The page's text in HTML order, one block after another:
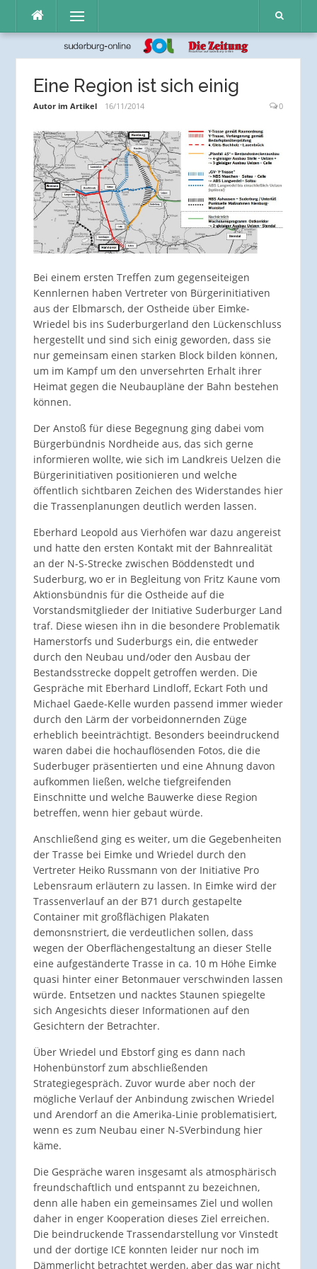
Inhalt
Menü
Eine Region ist sich einig
Autor im Artikel 16/11/2014 0
Bei einem ersten Treffen zum gegenseiteigen
Kennlernen haben Vertreter von Bürgerinitiativen
aus der Elbmarsch, der Ostheide über Eimke-
Wriedel bis ins Suderburgerland den Lückenschluss
hergestellt und sind sich einig geworden, dass sie
nur gemeinsam einen starken Block bilden können,
um im Kampf um den unversehrten Erhalt ihrer
Heimat gegen die Neubaupläne der Bahn bestehen
können.
Der Anstoß für diese Begegnung ging dabei vom
Bürgerbündnis Nordheide aus, das sich gerne
informieren wollte, wie sich im Landkreis Uelzen die
Bürgerinitiativen positionieren und welche
öffentlich sichtbaren Zeichen des Widerstandes hier
die Trassenplanungen deutlich werden lassen.
Eberhard Leopold aus Vierhöfen war dazu angereist
und hatte den ersten Kontakt mit der Bahnrealität
an der N-S-Strecke zwischen Böddenstedt und
Suderburg, wo er in Begleitung von Fritz Kaune vom
Aktionsbündnis für die Ostheide auf die
Vorstandsmitglieder der Initiative Suderburger Land
traf. Diese wiesen ihn in die besondere Problematik
Hamerstorfs und Suderburgs ein, die entweder
durch den Neubau und/oder den Ausbau der
Bestandsstrecke doppelt getroffen werden. Die
Gespräche mit Eberhard Lindloff, Eckart Foth und
Michael Gaede-Kelle wurden passend immer wieder
durch den Lärm der vorbeidonnernden Züge
erheblich beeinträchtigt. Besonders beeindruckend
waren dabei die hochauflösenden Fotos, die die
Suderbuger präsentierten und eine Ahnung davon
aufkommen ließen, welche tiefgreifenden
Einschnitte und welche Bauwerke diese Region
betreffen, wenn hier gebaut würde.
Anschließend ging es weiter, um die Gegebenheiten
der Trasse bei Eimke und Wriedel durch den
Vertreter Heiko Russmann von der Initiative Pro
Lebensraum erläutern zu lassen. In Eimke wird der
Trassenverlauf an der B71 durch gestapelte
Container mit großflächigen Plakaten
demonsnstriert, die verdeutlichen sollen, dass
wegen der Oberflächengestaltung an dieser Stelle
eine aufgeständerte Trasse in ca. 10 m Höhe Eimke
quasi hinter einer Betonmauer verschwinden lassen
würde. Entsetzen und nacktes Staunen spiegelte
sich Angesichts dieser Informationen auf den
Gesichtern der Betrachter.
Über Wriedel und Ebstorf ging es dann nach
Hohenbünstorf zum abschließenden
Strategiegespräch. Zuvor wurde aber noch der
mögliche Verlauf der Anbindung zwischen Wriedel
und Arendorf an die Amerika-Linie problematisiert,
wenn es zum Neubau einer N-SVerbindung hier
käme.
Die Gespräche waren insgesamt als atmosphärisch
freundschaftlich und entspannt zu bezeichnen,
denn alle haben ein gemeinsames Ziel und wollen
daher in enger Kooperation dieses Ziel erreichen.
Die beindruckende Trassendarstellung vor Vinstedt
und der dortige ICE konnten leider nur noch im
Dämmerlicht betrachtet werden, aber das war nicht